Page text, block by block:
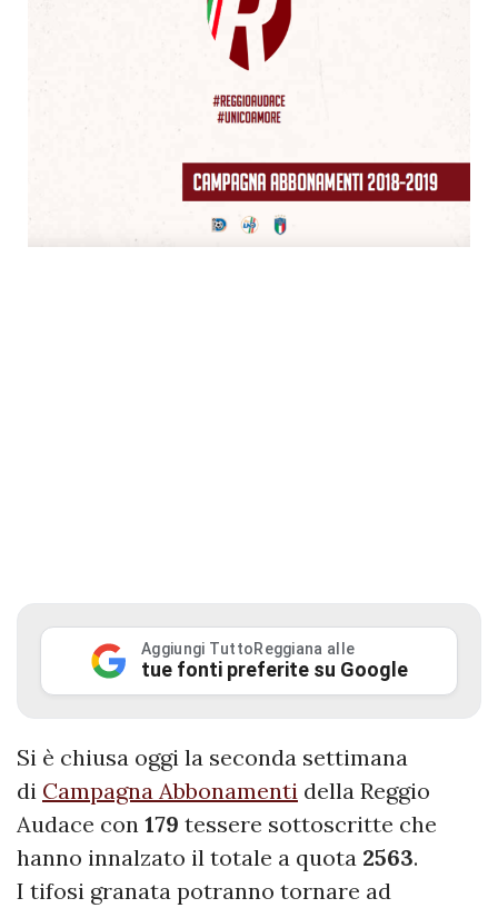
Aggiungi TuttoReggiana alle
tue fonti preferite su Google
Si è chiusa oggi la seconda settimana
di Campagna Abbonamenti della Reggio
Audace con 179 tessere sottoscritte che
hanno innalzato il totale a quota 2563.
I tifosi granata potranno tornare ad